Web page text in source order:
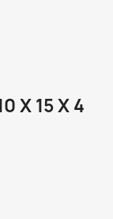
X 15 X 4